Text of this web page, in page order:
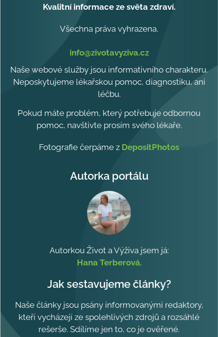
Kvalitní informace ze světa zdraví.
Všechna práva vyhrazena.
info@zivotavyziva.cz
Naše webové služby jsou informativního charakteru.
Neposkytujeme lékařskou pomoc, diagnostiku, ani
léčbu.
Pokud máte problém, který potřebuje odbornou
pomoc, navštivte prosím svého lékaře.
Fotografie čerpáme z DepositPhotos
Autorka portálu
Autorkou Život a Výživa jsem já:
Hana Terberová.
Jak sestavujeme články?
Naše články jsou psány informovanými redaktory,
kteří vycházejí ze spolehlivých zdrojů a rozsáhlé
rešerše. Sdílíme jen to, co je ověřené.